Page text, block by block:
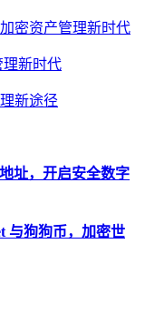
密资产管理新时代
理新时代
新途径
址，开启安全数字
与狗狗币，加密世